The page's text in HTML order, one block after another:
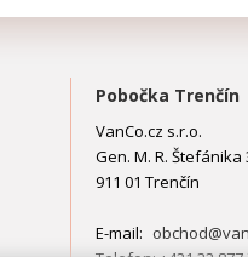
Pobočka Trenčín
VanCo.cz s.r.o.
Gen. M. R. Štefánika
911 01 Trenčín
E-mail: